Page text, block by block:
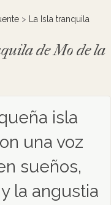
> La Isla tranquila
de Mo de la
isla
una voz
sueños,
la angustia